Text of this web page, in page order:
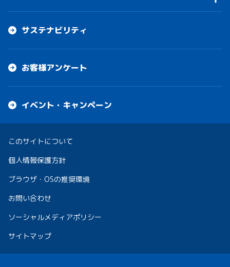
サステナビリティ
お客様アンケート
イベント・キャンペーン
このサイトについて
個人情報保護方針
ブラウザ・OSの推奨環境
お問い合わせ
ソーシャルメディアポリシー
サイトマップ